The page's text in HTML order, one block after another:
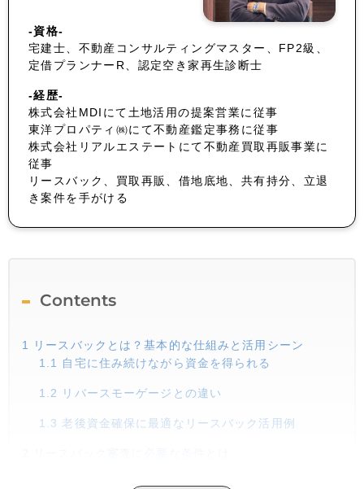
-資格-
宅建士、不動産コンサルティングマスター、FP2級、
定借プランナーR、認定空き家再生診断士
-経歴-
株式会社MDIにて土地活用の提案営業に従事
東洋プロパティ㈱にて不動産鑑定事務に従事
株式会社リアルエステートにて不動産買取再販事業に
従事
リースバック、買取再販、借地底地、共有持分、立退
き案件を手がける
Contents
1
リースバックとは？基本的な仕組みと活用シーン
1.1
自宅に住み続けながら資金を得られる
1.2 リバースモーゲージとの違い
1.3 老後資金確保に最適なリースバック活用例